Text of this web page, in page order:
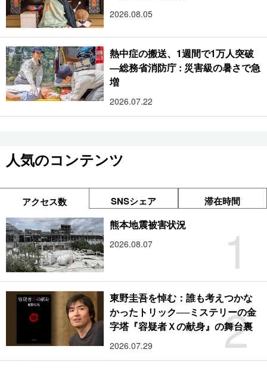
2026.08.05
熱中症の搬送、1週間で1万人突破
―総務省消防庁 : 災害級の暑さで急
増
2026.07.22
人気のコンテンツ
アクセス数 SNSシェア 滞在時間
1
熊本地震被害状況
2026.08.07
2
東野圭吾を悼む：誰も考えつかな
かったトリック──ミステリーの金
字塔『容疑者Ｘの献身』の舞台裏
2026.07.29